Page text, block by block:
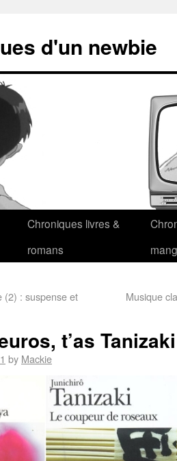
d'un newbie
Chroniques livres &
romans
(2) : suspense et
Musique
t’as Tanizaki
by Mackie